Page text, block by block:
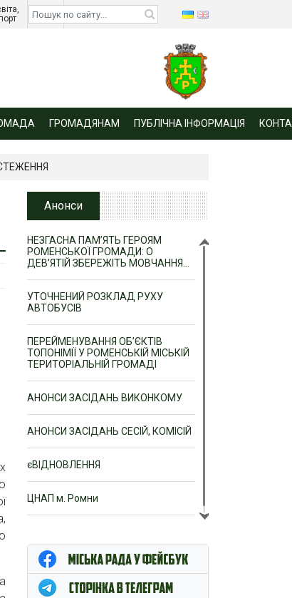
Діти
війни
ГРОМАДЯНАМ ПУБЛІЧНА ІНФОРМАЦІЯ
Анонси
НЕЗГАСНА ПАМ’ЯТЬ ГЕРОЯМ
РОМЕНСЬКОЇ ГРОМАДИ: О
ДЕВ’ЯТІЙ ЗБЕРЕЖІТЬ МОВЧАННЯ…
УТОЧНЕНИЙ РОЗКЛАД РУХУ
АВТОБУСІВ
ПЕРЕЙМЕНУВАННЯ ОБ’ЄКТІВ
ТОПОНІМІЇ У РОМЕНСЬКІЙ МІСЬКІЙ
ТЕРИТОРІАЛЬНІЙ ГРОМАДІ
АНОНСИ ЗАСІДАНЬ ВИКОНКОМУ
АНОНСИ ЗАСІДАНЬ СЕСІЙ, КОМІСІЙ
єВІДНОВЛЕННЯ
ЦНАП м. Ромни